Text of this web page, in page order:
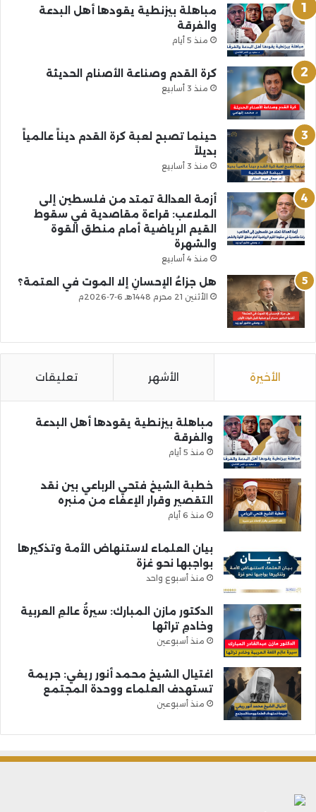
مباهلة بيزنطية يقودها أهل البدعة
والفرقة
منذ 5 أيام
كرة القدم وصناعة الأصنام الحديثة
منذ 3 أسابيع
حينما تصبح لعبة كرة القدم ديناً عالمياً
بديلاً
منذ 3 أسابيع
أزمة العدالة تمتد من فلسطين إلى
الملاعب: قراءة مقاصدية في سقوط
القيم الرياضية أمام منطق القوة
والشهرة
منذ 4 أسابيع
هل جزاءُ الإحسانِ إلا الموت في العتمة؟
الأثنين 21 محرم 1448هـ 6-7-2026م
الأخيرة الأشهر تعليقات
مباهلة بيزنطية يقودها أهل البدعة
والفرقة
منذ 5 أيام
خطبة الشيخ فتحي الرباعي بين نقد
التقصير وقرار الإعفاء من منبره
منذ 6 أيام
بيان العلماء لاستنهاض الأمة وتذكيرها
بواجبها نحو غزة
منذ أسبوع واحد
الدكتور مازن المبارك: سيرةُ عالمِ العربية
وخادمِ تراثها
منذ أسبوعين
اغتيال الشيخ محمد أنور ريغي: جريمة
تستهدف العلماء ووحدة المجتمع
منذ أسبوعين